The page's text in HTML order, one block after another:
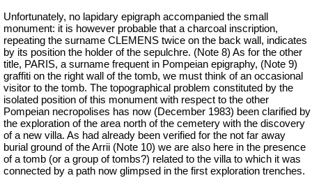
Unfortunately, no lapidary epigraph accompanied the small
monument: it is however probable that a charcoal inscription,
repeating the surname CLEMENS twice on the back wall, indicates
by its position the holder of the sepulchre. (Note 8) As for the other
title, PARIS, a surname frequent in Pompeian epigraphy, (Note 9)
graffiti on the right wall of the tomb, we must think of an occasional
visitor to the tomb. The topographical problem constituted by the
isolated position of this monument with respect to the other
Pompeian necropolises has now (December 1983) been clarified by
the exploration of the area north of the cemetery with the discovery
of a new villa. As had already been verified for the not far away
burial ground of the Arrii (Note 10) we are also here in the presence
of a tomb (or a group of tombs?) related to the villa to which it was
connected by a path now glimpsed in the first exploration trenches.